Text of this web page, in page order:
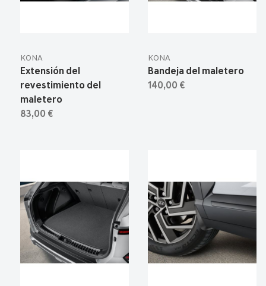
KONA
Extensión del
revestimiento del
maletero
83,00 €
KONA
Bandeja del maletero
140,00 €